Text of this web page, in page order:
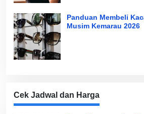
Panduan Membeli
Musim Kemarau 2026
Cek Jadwal dan Harga